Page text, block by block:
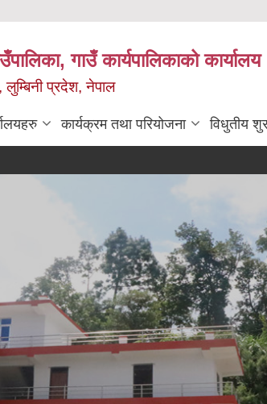
गाउँ कार्यपालिकाको कार्यालय
, लुम्बिनी प्रदेश, नेपाल
कार्यक्रम तथा परियोजना विधुतीय